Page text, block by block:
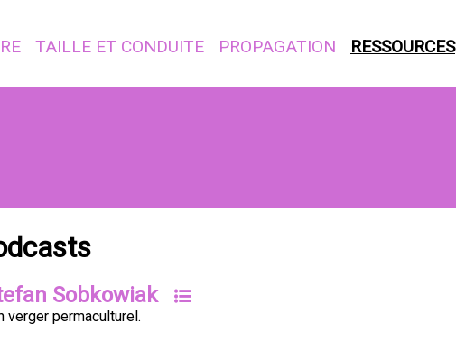
TAILLE ET CONDUITE PROPAGATION RESSOURCES
Sobkowiak
verger permaculturel.